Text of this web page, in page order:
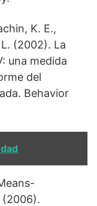
K. E.,
(2002). La
una medida
del
Behavior
(2006).